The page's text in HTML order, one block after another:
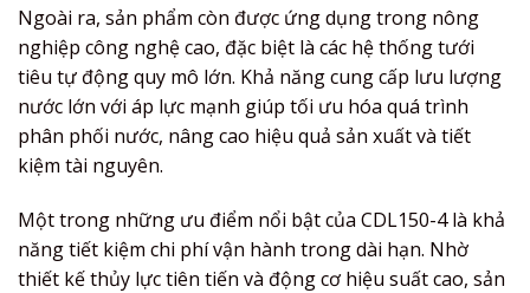
Ngoài ra, sản phẩm còn được ứng dụng trong nông
nghiệp công nghệ cao, đặc biệt là các hệ thống tưới
tiêu tự động quy mô lớn. Khả năng cung cấp lưu lượng
nước lớn với áp lực mạnh giúp tối ưu hóa quá trình
phân phối nước, nâng cao hiệu quả sản xuất và tiết
kiệm tài nguyên.
Một trong những ưu điểm nổi bật của CDL150-4 là khả
năng tiết kiệm chi phí vận hành trong dài hạn. Nhờ
thiết kế thủy lực tiên tiến và động cơ hiệu suất cao, sản